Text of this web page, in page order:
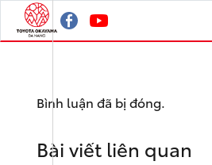
Bình luận đã bị đóng.
Bài viết liên quan